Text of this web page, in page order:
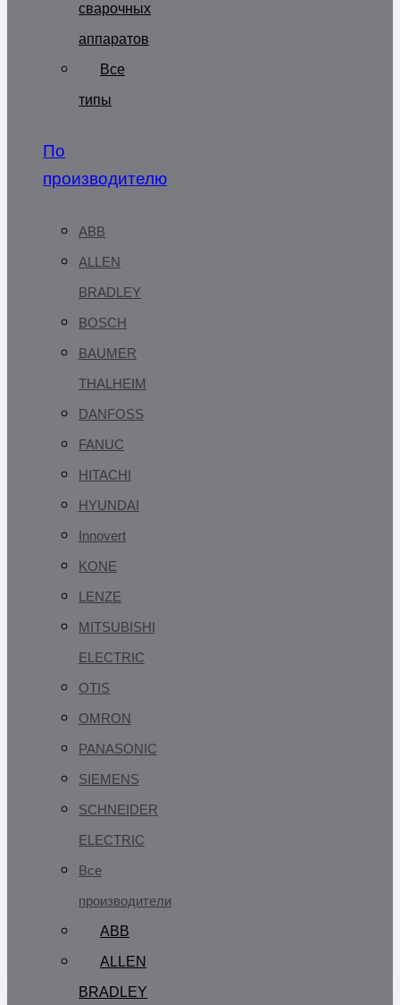
сварочных
аппаратов
Все
типы
По
производителю
ABB
ALLEN
BRADLEY
BOSCH
BAUMER
THALHEIM
DANFOSS
FANUC
HITACHI
HYUNDAI
Innovert
KONE
LENZE
MITSUBISHI
ELECTRIC
OTIS
OMRON
PANASONIC
SIEMENS
SCHNEIDER
ELECTRIC
Все
производители
ABB
ALLEN
BRADLEY